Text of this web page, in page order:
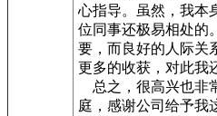
心指导。虽然，我本
位同事还极易相处的
要，而良好的人际关
更多的收获，对此我
总之，很高兴也非
庭，感谢公司给予我